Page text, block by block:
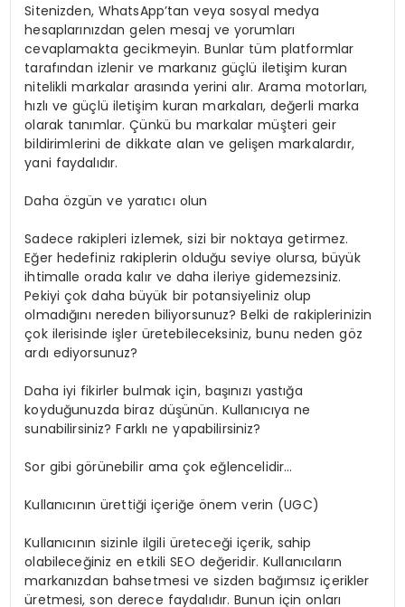
Sitenizden, WhatsApp’tan veya sosyal medya
hesaplarınızdan gelen mesaj ve yorumları
cevaplamakta gecikmeyin. Bunlar tüm platformlar
tarafından izlenir ve markanız güçlü iletişim kuran
nitelikli markalar arasında yerini alır. Arama motorları,
hızlı ve güçlü iletişim kuran markaları, değerli marka
olarak tanımlar. Çünkü bu markalar müşteri geir
bildirimlerini de dikkate alan ve gelişen markalardır,
yani faydalıdır.
Daha özgün ve yaratıcı olun
Sadece rakipleri izlemek, sizi bir noktaya getirmez.
Eğer hedefiniz rakiplerin olduğu seviye olursa, büyük
ihtimalle orada kalır ve daha ileriye gidemezsiniz.
Pekiyi çok daha büyük bir potansiyeliniz olup
olmadığını nereden biliyorsunuz? Belki de rakiplerinizin
çok ilerisinde işler üretebileceksiniz, bunu neden göz
ardı ediyorsunuz?
Daha iyi fikirler bulmak için, başınızı yastığa
koyduğunuzda biraz düşünün. Kullanıcıya ne
sunabilirsiniz? Farklı ne yapabilirsiniz?
Sor gibi görünebilir ama çok eğlencelidir…
Kullanıcının ürettiği içeriğe önem verin (UGC)
Kullanıcının sizinle ilgili üreteceği içerik, sahip
olabileceğiniz en etkili SEO değeridir. Kullanıcıların
markanızdan bahsetmesi ve sizden bağımsız içerikler
üretmesi, son derece faydalıdır. Bunun için onları